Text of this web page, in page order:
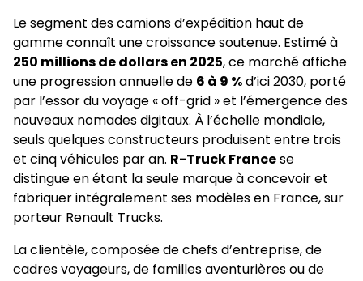
Le segment des camions d’expédition haut de
gamme connaît une croissance soutenue. Estimé à
250 millions de dollars en 2025, ce marché affiche
une progression annuelle de 6 à 9 %d’ici 2030, porté
par l’essor du voyage « off-grid » et l’émergence des
nouveaux nomades digitaux. À l’échelle mondiale,
seuls quelques constructeurs produisent entre trois
et cinq véhicules par an. R-Truck Francese
distingue en étant la seule marque à concevoir et
fabriquer intégralement ses modèles en France, sur
porteur Renault Trucks.
La clientèle, composée de chefs d’entreprise, de
cadres voyageurs, de familles aventurières ou de